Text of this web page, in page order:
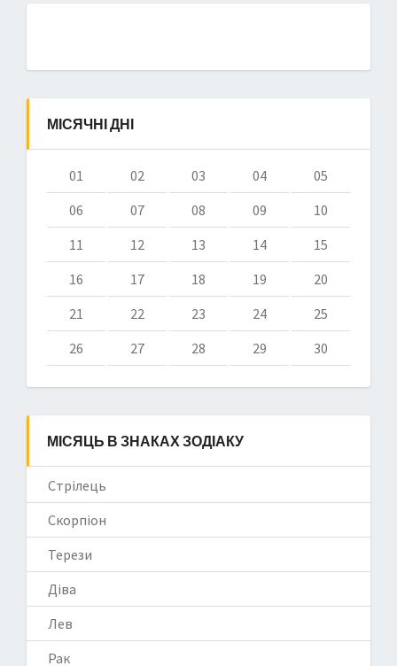
МІСЯЧНІ ДНІ
01 02 03 04
05
06
07 08 09
10
11
12 13 14
15
16
17 18 19
20
21
22 23 24
25
26
27 28 29 30
МІСЯЦЬ В ЗНАКАХ ЗОДІАКУ
Стрілець
Скорпіон
Терези
Діва
Лев
Рак